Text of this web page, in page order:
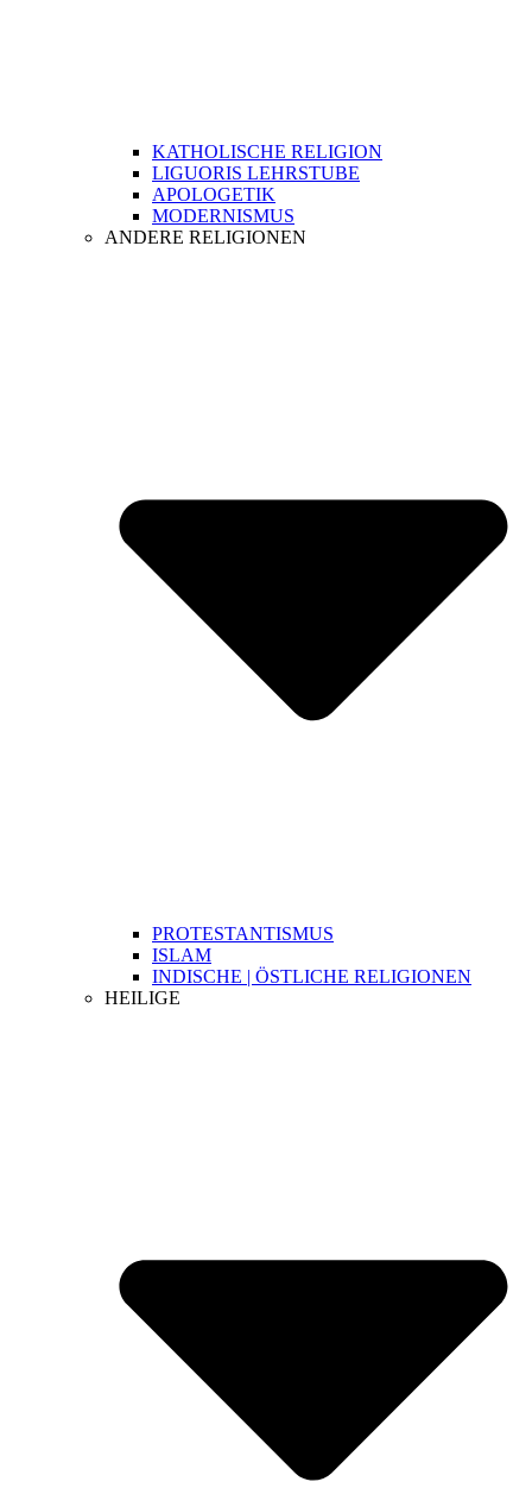
KATHOLISCHE RELIGION
LIGUORIS LEHRSTUBE
APOLOGETIK
MODERNISMUS
ANDERE RELIGIONEN
PROTESTANTISMUS
ISLAM
INDISCHE | ÖSTLICHE RELIGIONEN
HEILIGE